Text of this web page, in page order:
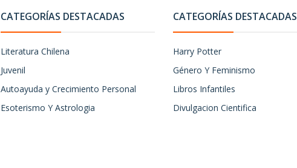
CATEGORÍAS DESTACADAS
Literatura Chilena
Juvenil
Autoayuda y Crecimiento Personal
Esoterismo Y Astrologia
CATEGORÍAS DESTACADAS
Harry Potter
Género Y Feminismo
Libros Infantiles
Divulgacion Cientifica